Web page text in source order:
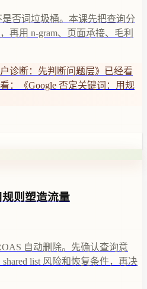
否词垃圾桶。本课先把查询分
再用 n-gram、页面承接、毛利
诊断：先判断问题层》已经看
：《Google 否定关键词：用规
则塑造流量
自动删除。先确认查询意
list 风险和恢复条件，再决